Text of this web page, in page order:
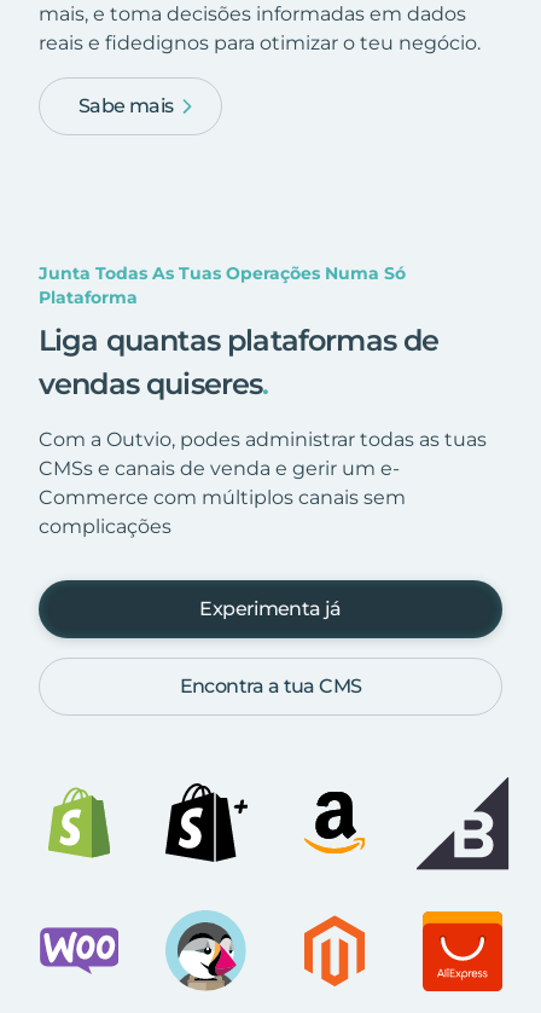
mais, e toma decisões informadas em dados
reais e fidedignos para otimizar o teu negócio.
Sabe mais
Junta Todas As Tuas Operações Numa Só
Plataforma
Liga quantas plataformas de
vendas quiseres.
Com a Outvio, podes administrar todas as tuas
CMSs e canais de venda e gerir um e-
Commerce com múltiplos canais sem
complicações
Experimenta já
Encontra a tua CMS